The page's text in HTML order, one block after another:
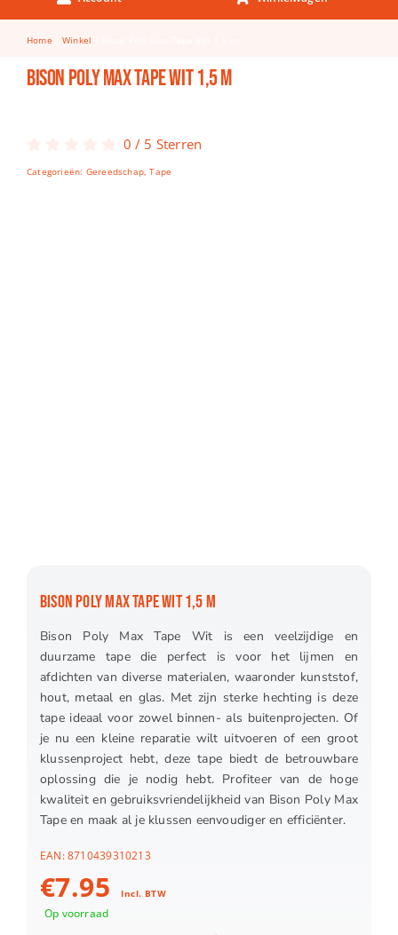
Keuken & Tafelen
Kinderfietsen
Knutselen
Spellen
Home Winkel
Bison Poly Max Tape Wit 1,5 m
0 / 5 Sterren
Categorieën: Gereedschap,Tape
BISON POLY MAX TAPE WIT 1,5 M
Bison Poly Max Tape Wit is een veelzijdige en
duurzame tape die perfect is voor het lijmen en
afdichten van diverse materialen, waaronder kunststof,
hout, metaal en glas. Met zijn sterke hechting is deze
tape ideaal voor zowel binnen- als buitenprojecten. Of
je nu een kleine reparatie wilt uitvoeren of een groot
klussenproject hebt, deze tape biedt de betrouwbare
oplossing die je nodig hebt. Profiteer van de hoge
kwaliteit en gebruiksvriendelijkheid van Bison Poly Max
Tape en maak al je klussen eenvoudiger en efficiënter.
EAN:8710439310213
€7.95 Incl. BTW
Op voorraad